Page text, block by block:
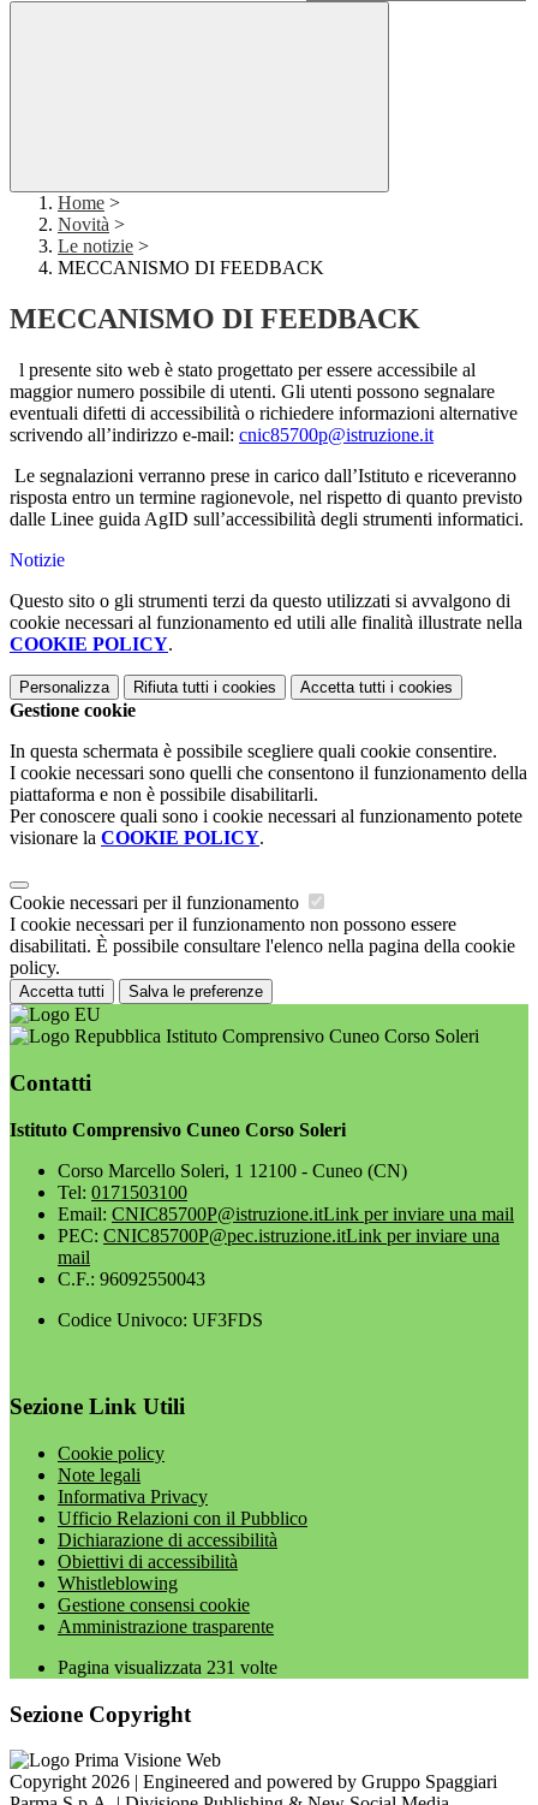
Home >
Novità >
Le notizie >
MECCANISMO DI FEEDBACK
MECCANISMO DI FEEDBACK
l presente sito web è stato progettato per essere accessibile al
maggior numero possibile di utenti. Gli utenti possono segnalare
eventuali difetti di accessibilità o richiedere informazioni alternative
scrivendo all’indirizzo e-mail: cnic85700p@istruzione.it
Le segnalazioni verranno prese in carico dall’Istituto e riceveranno
risposta entro un termine ragionevole, nel rispetto di quanto previsto
dalle Linee guida AgID sull’accessibilità degli strumenti informatici.
Notizie
Questo sito o gli strumenti terzi da questo utilizzati si avvalgono di
cookie necessari al funzionamento ed utili alle finalità illustrate nella
COOKIE POLICY.
Personalizza Rifiuta tutti i cookies Accetta tutti i cookies
Gestione cookie
In questa schermata è possibile scegliere quali cookie consentire.
I cookie necessari sono quelli che consentono il funzionamento della
piattaforma e non è possibile disabilitarli.
Per conoscere quali sono i cookie necessari al funzionamento potete
visionare la COOKIE POLICY.
Cookie necessari per il funzionamento
I cookie necessari per il funzionamento non possono essere
disabilitati. È possibile consultare l'elenco nella pagina della cookie
policy.
Accetta tutti Salva le preferenze
Istituto Comprensivo Cuneo Corso Soleri
Contatti
Istituto Comprensivo Cuneo Corso Soleri
Corso Marcello Soleri, 1 12100 - Cuneo (CN)
Tel: 0171503100
Email: CNIC85700P@istruzione.itLink per inviare una mail
PEC: CNIC85700P@pec.istruzione.itLink per inviare una
mail
C.F.: 96092550043
Codice Univoco: UF3FDS
Sezione Link Utili
Cookie policy
Note legali
Informativa Privacy
Ufficio Relazioni con il Pubblico
Dichiarazione di accessibilità
Obiettivi di accessibilità
Whistleblowing
Gestione consensi cookie
Amministrazione trasparente
Pagina visualizzata 231 volte
Sezione Copyright
Copyright 2026 | Engineered and powered by Gruppo Spaggiari